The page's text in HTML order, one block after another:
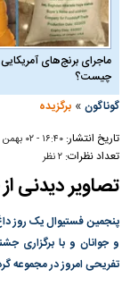
ماجرای برنج‌های آمریکایی
چیست؟
گوناگون »برگزیده
تاریخ انتشار:۱۶:۴۰ - ۰۲ بهمن ۱۴۰۴
تعداد نظرات:۲ نظر
تصاویر دیدنی
پنجمین فستیوال یک روز داغ‌
و جوانان و با برگزاری
تفریحی امروز در مجموعه